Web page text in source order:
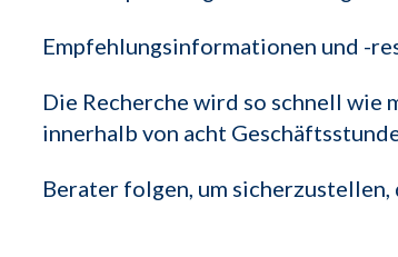
Empfehlungsinformationen und -
Die Recherche wird so schnell
innerhalb von acht
Berater folgen, um